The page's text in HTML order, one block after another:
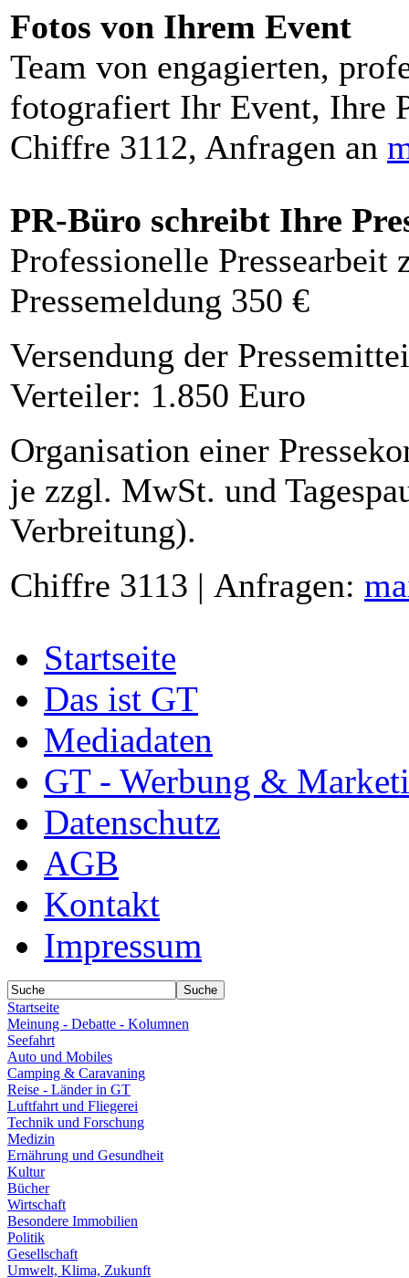
Fotos von Ihrem Event
Team von engagierten,
fotografiert Ihr Event, Ihre
Chiffre 3112, Anfragen an
PR-Büro schreibt Ihre
Professionelle Pressearbeit
Pressemeldung 350 €
Versendung der
Verteiler: 1.850 Euro
Organisation einer
je zzgl. MwSt. und
Verbreitung).
Chiffre 3113 | Anfragen:
Startseite
Das ist GT
Mediadaten
GT - Werbung &
Datenschutz
AGB
Kontakt
Impressum
Startseite
Meinung - Debatte - Kolumnen
Seefahrt
Auto und Mobiles
Camping & Caravaning
Reise - Länder in GT
Luftfahrt und Fliegerei
Technik und Forschung
Medizin
Ernährung und Gesundheit
Kultur
Bücher
Wirtschaft
Besondere Immobilien
Politik
Gesellschaft
Umwelt, Klima, Zukunft